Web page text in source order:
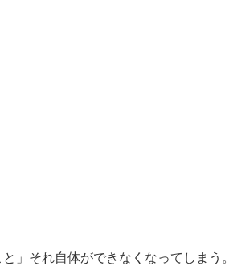
」それ自体ができなくなってしまう。